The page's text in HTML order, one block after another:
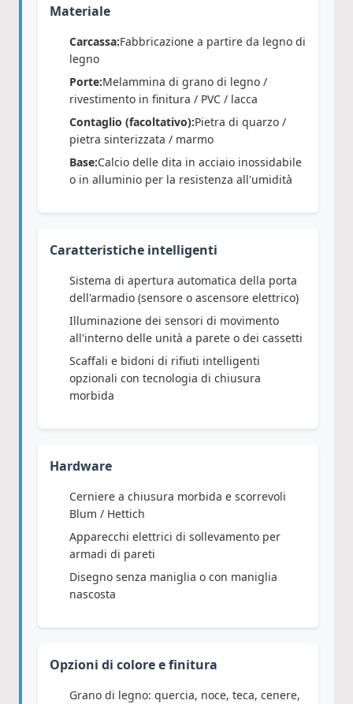
Materiale
Carcassa:Fabbricazione a partire da legno di
legno
Porte:Melammina di grano di legno /
rivestimento in finitura / PVC / lacca
Contaglio (facoltativo):Pietra di quarzo /
pietra sinterizzata / marmo
Base:Calcio delle dita in acciaio inossidabile
o in alluminio per la resistenza all'umidità
Caratteristiche intelligenti
Sistema di apertura automatica della porta
dell'armadio (sensore o ascensore elettrico)
Illuminazione dei sensori di movimento
all'interno delle unità a parete o dei cassetti
Scaffali e bidoni di rifiuti intelligenti
opzionali con tecnologia di chiusura
morbida
Hardware
Cerniere a chiusura morbida e scorrevoli
Blum / Hettich
Apparecchi elettrici di sollevamento per
armadi di pareti
Disegno senza maniglia o con maniglia
nascosta
Opzioni di colore e finitura
Grano di legno: quercia, noce, teca, cenere,